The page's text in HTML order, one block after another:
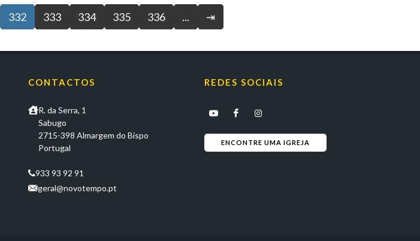
332 333 334 335 336 ... ⇥
CONTACTOS
R. da Serra, 1
Sabugo
2715-398 Almargem do Bispo
Portugal
933 93 92 91
geral@novotempo.pt
REDES SOCIAIS
ENCONTRE UMA IGREJA